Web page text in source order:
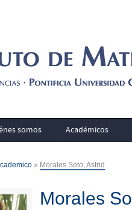
somos Académicos
» Morales Soto, Astrid
Morales